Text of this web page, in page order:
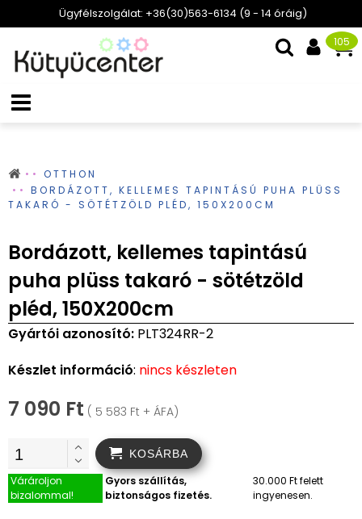
Ügyfélszolgálat: +36(30)563-6134 (9 - 14 óráig)
105
OTTHON
BORDÁZOTT, KELLEMES TAPINTÁSÚ PUHA PLÜSS
TAKARÓ - SÖTÉTZÖLD PLÉD, 150X200CM
Bordázott, kellemes tapintású
puha plüss takaró - sötétzöld
pléd, 150X200cm
Gyártói azonosító: PLT324RR-2
Készlet információ: nincs készleten
7 090 Ft ( 5 583 Ft + ÁFA)
KOSÁRBA
Várároljon
bizalommal!
Gyors szállítás,
biztonságos fizetés.
30.000 Ft felett
ingyenesen.